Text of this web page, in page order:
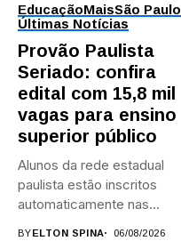
EducaçãoMaisSão Paulo
Últimas Notícias
Provão Paulista
Seriado: confira
edital com 15,8 mil
vagas para ensino
superior público
Alunos da rede estadual
paulista estão inscritos
automaticamente nas
BYELTON SPINA 06/08/2026